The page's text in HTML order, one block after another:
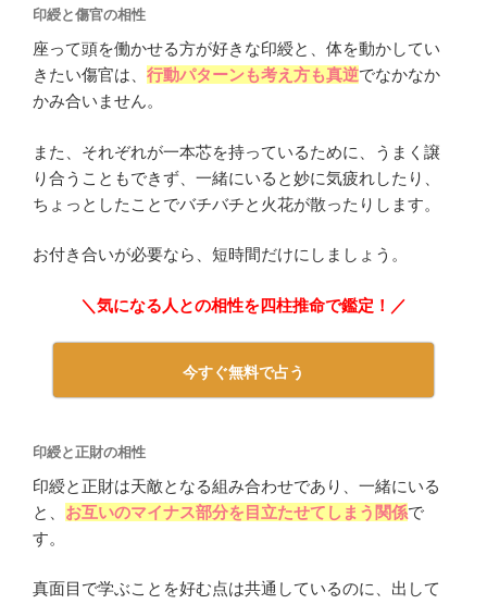
印綬と傷官の相性
座って頭を働かせる方が好きな印綬と、体を動かしてい
きたい傷官は、 行動パターンも考え方も真逆でなかなか
かみ合いません。
また、それぞれが一本芯を持っているために、うまく譲
り合うこともできず、一緒にいると妙に気疲れしたり、
ちょっとしたことでバチバチと火花が散ったりします。
お付き合いが必要なら、短時間だけにしましょう。
＼気になる人との相性を四柱推命で鑑定！／
今すぐ無料で占う
印綬と正財の相性
印綬と正財は天敵となる組み合わせであり、一緒にいる
と、 お互いのマイナス部分を目立たせてしまう関係で
す。
真面目で学ぶことを好む点は共通しているのに、出して